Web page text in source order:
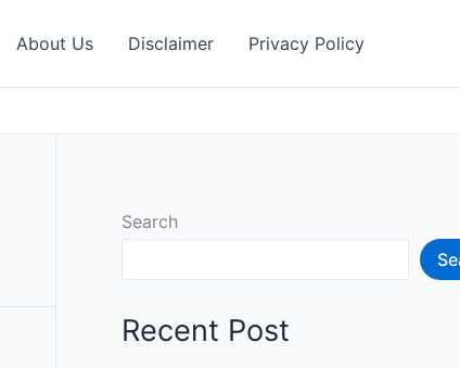
About Us Disclaimer Privacy Policy
Search
Recent Post